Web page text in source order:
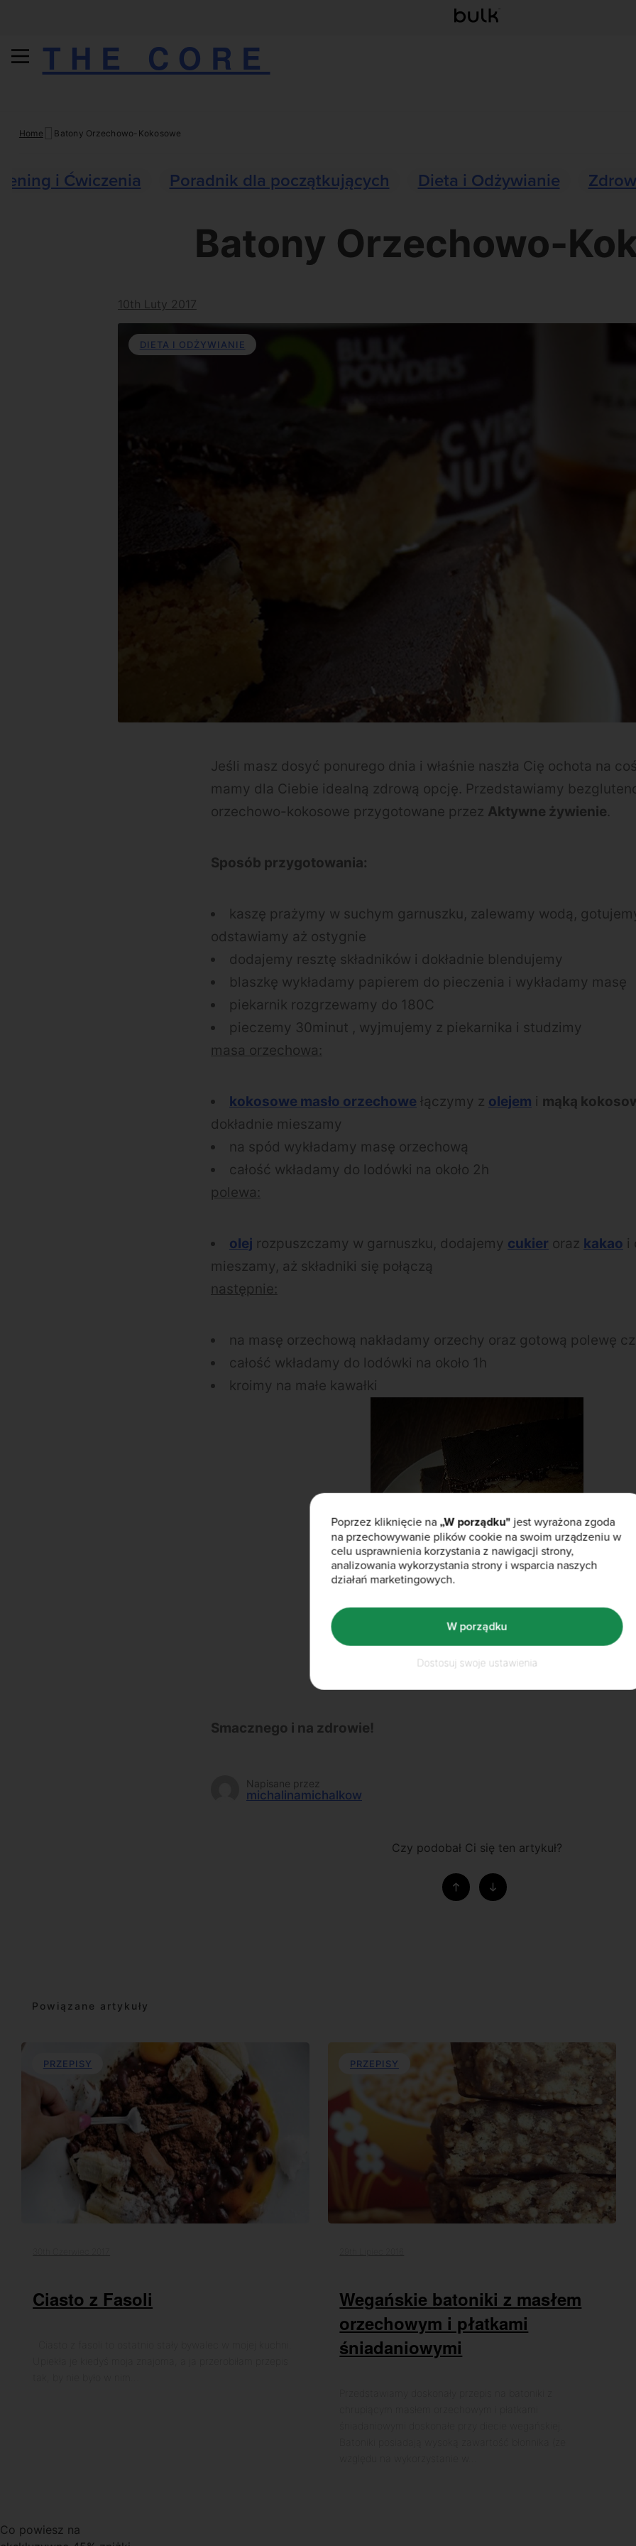
THE CORE
Home Batony Orzechowo-Kokosowe
i Ćwiczenia Poradnik dla początkujących Dieta i Odżywianie
Batony Orzechowo-
10th Luty 2017
DIETA I ODŻYWIANIE
Jeśli masz dosyć ponurego dnia i właśnie naszła Cię ochota na
mamy dla Ciebie idealną zdrową opcję. Przedstawiamy
orzechowo-kokosowe przygotowane przez Aktywne żywienie.
Sposób przygotowania:
kaszę prażymy w suchym garnuszku, zalewamy wodą,
odstawiamy aż ostygnie
dodajemy resztę składników i dokładnie blendujemy
blaszkę wykładamy papierem do pieczenia i wykładamy masę
piekarnik rozgrzewamy do 180C
pieczemy 30minut , wyjmujemy z piekarnika i studzimy
masa orzechowa:
kokosowe masło orzechowe łączymy z olejem i mąką
dokładnie mieszamy
na spód wykładamy masę orzechową
całość wkładamy do lodówki na około 2h
polewa:
olej rozpuszczamy w garnuszku, dodajemy cukier oraz kakao i
mieszamy, aż składniki się połączą
następnie:
na masę orzechową nakładamy orzechy oraz gotową polewę
całość wkładamy do lodówki na około 1h
kroimy na małe kawałki
Smacznego i na zdrowie!
Napisane przez
michalinamichalkow
Czy podobał Ci się ten artykuł?
Powiązane artykuły
PRZEPISY
Ciasto z Fasoli
PRZEPISY
Wegańskie batoniki z masłem
orzechowym i płatkami
śniadaniowymi
Co powiesz na
Poprzez kliknięcie na„W porządku" jest wyrażona zgoda
na przechowywanie plików cookie na swoim urządzeniu w
celu usprawnienia korzystania z nawigacji strony,
analizowania wykorzystania strony i wsparcia naszych
działań marketingowych.
Dostosuj swoje ustawienia
W porządku